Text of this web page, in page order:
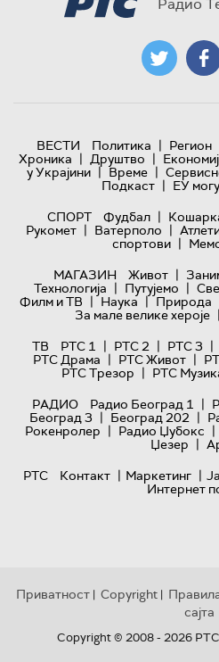
Радио
ВЕСТИ Политика | Регион
Хроника | Друштво |
у Украјини | Време |
Подкаст | ЕУ
СПОРТ
Фудбал |
Рукомет | Ватерполо |
спортови |
МАГАЗИН
Живот |
Технологијa | Путујемо |
Филм и ТВ | Наука | Природа
За мале велике хероје |
ТВ
РТС 1 | РТС 2 | РТС 3 |
РТС Драма | РТС Живот |
РТС Трезор | РТС
РАДИО
Радио Београд 1 |
Београд 3 | Београд 202 |
Рокенролер | Радио Џубокс |
Џезер |
РТС
Контакт | Маркетинг |
Интернет
Приватност | Copyright |
сајта
Copyright © 2008 - 2026